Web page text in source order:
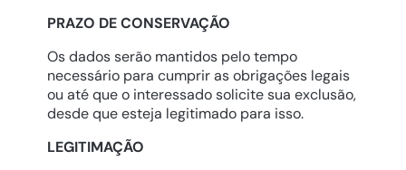
PRAZO DE CONSERVAÇÃO
Os dados serão mantidos pelo tempo
necessário para cumprir as obrigações legais
ou até que o interessado solicite sua exclusão,
desde que esteja legitimado para isso.
LEGITIMAÇÃO